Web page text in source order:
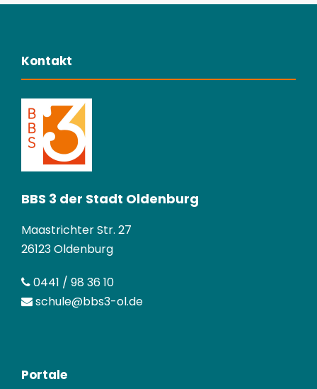
Kontakt
BBS 3 der Stadt Oldenburg
Maastrichter Str. 27
26123 Oldenburg
0441 / 98 36 10
schule@bbs3-ol.de
Portale